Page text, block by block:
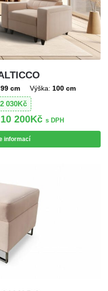
99 cm Výška: 100 cm
2 030Kč
10 200Kč s DPH
informací